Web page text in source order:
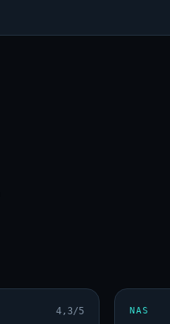
4,3/5 NAS